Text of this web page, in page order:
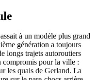
à un modèle plus grand
génération a toujours
longs trajets autoroutiers
compromis pour la ville :
les quais de Gerland. La